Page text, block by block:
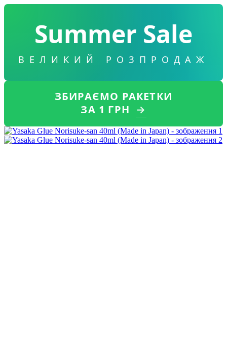
Summer Sale
ВЕЛИКИЙ РОЗПРОДАЖ
ЗБИРАЄМО РАКЕТКИ
ЗА 1 ГРН →